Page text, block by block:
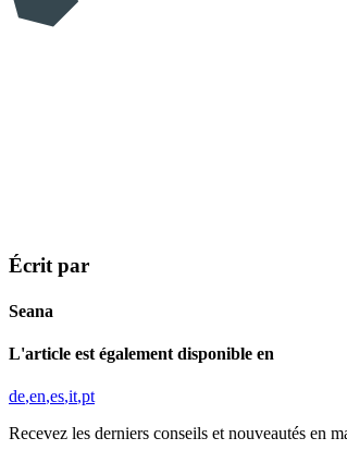
Écrit par
Seana
L'article est également disponible en
de en es it pt
Recevez les derniers conseils et nouveautés en